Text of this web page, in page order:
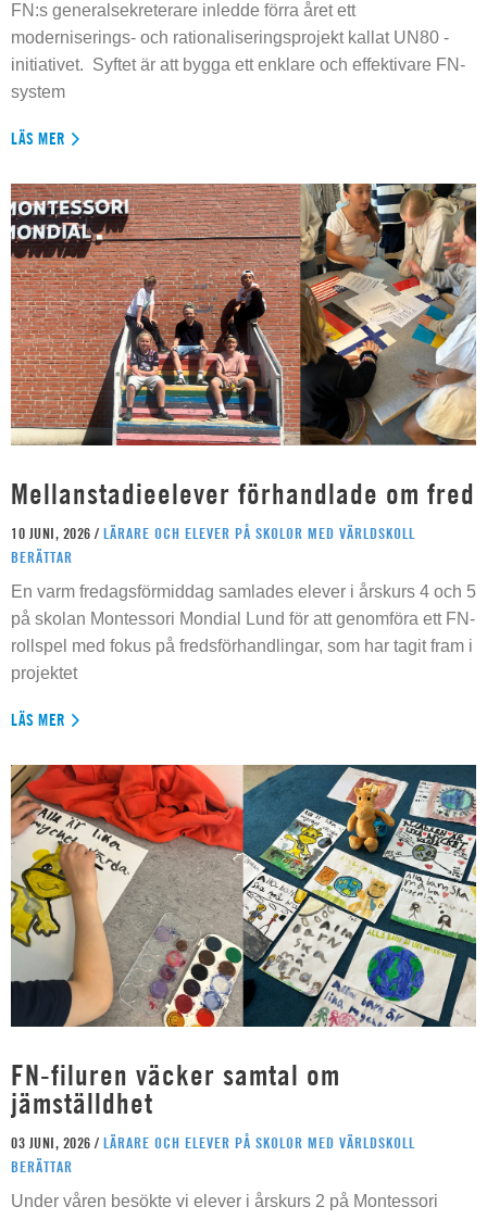
FN:s generalsekreterare inledde förra året ett
moderniserings- och rationaliseringsprojekt kallat UN80 -
initiativet. Syftet är att bygga ett enklare och effektivare FN-
system
LÄS MER
Mellanstadieelever förhandlade om fred
10 JUNI, 2026 / LÄRARE OCH ELEVER PÅ SKOLOR MED VÄRLDSKOLL
BERÄTTAR
En varm fredagsförmiddag samlades elever i årskurs 4 och 5
på skolan Montessori Mondial Lund för att genomföra ett FN-
rollspel med fokus på fredsförhandlingar, som har tagit fram i
projektet
LÄS MER
FN-filuren väcker samtal om
jämställdhet
03 JUNI, 2026 / LÄRARE OCH ELEVER PÅ SKOLOR MED VÄRLDSKOLL
BERÄTTAR
Under våren besökte vi elever i årskurs 2 på Montessori